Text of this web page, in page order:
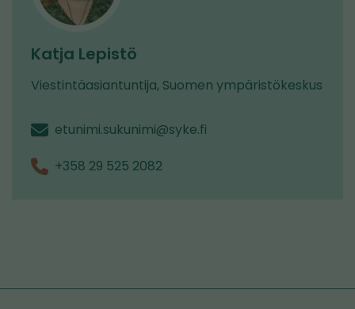
Katja Lepistö
Viestintäasiantuntija, Suomen ympäristökeskus
etunimi.sukunimi@syke.fi
+358 29 525 2082